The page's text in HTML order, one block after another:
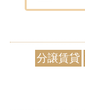
分譲賃貸